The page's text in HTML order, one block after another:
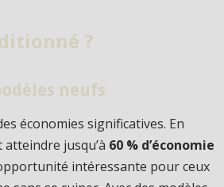
?
neufs
économies significatives. En
jusqu’à 60 % d’économie
intéressante pour ceux